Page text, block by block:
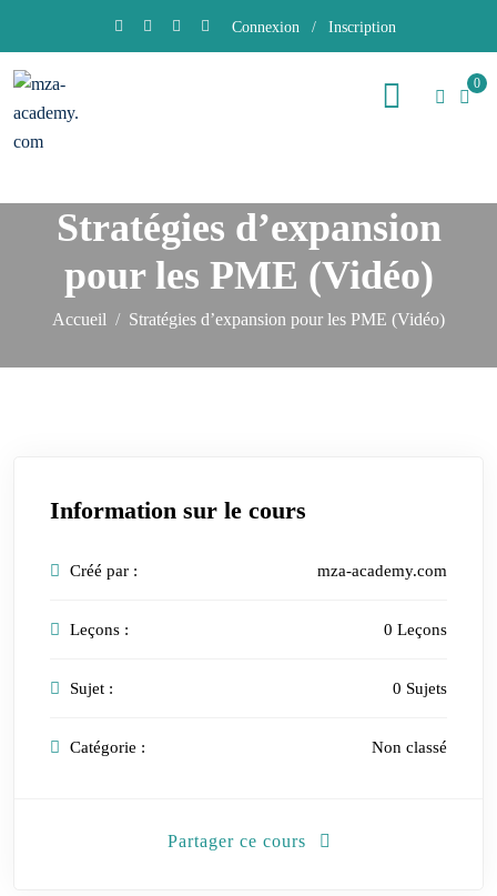
Connexion / Inscription
0
Stratégies d’expansion
pour les PME (Vidéo)
Accueil Stratégies d’expansion pour les PME (Vidéo)
Information sur le cours
Créé par : mza-academy.com
Leçons : 0 Leçons
Sujet : 0 Sujets
Catégorie : Non classé
Partager ce cours